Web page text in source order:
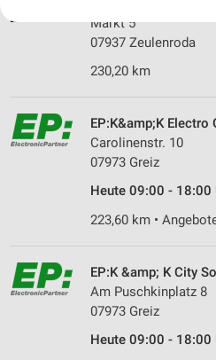
Markt 5
07937 Zeulenroda
230,20 km
EP:K&amp;K Electro
Carolinenstr. 10
07973 Greiz
Heute 09:00 - 18:00
223,60 km •
EP:K &amp; K City
Am Puschkinplatz 8
07973 Greiz
Heute 09:00 - 18:00
Website/App.
Partnerliste anzeigen (1 IAB-
Wir nutzen Ihre Daten für folgende Zwecke:
Speichern von oder Zugriff auf
auf einem Endgerät
Werbeanzeigen
Erstellung von Profilen für
Verwendung von Profilen zur
personalisierter Werbung
von Inhalten